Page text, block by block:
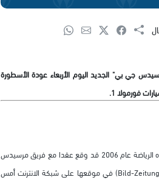
جي بي" الجديد اليوم الأربعاء عودة الأسطورة
فورمولا 1.
أفادت تقارير صحفية أن ميشائيل شوماخر، بطل العالم السابق في سباقات الفورمولا - 1، والذي كان قد اعتزل هذه الرياضة عام 2006 قد وقع عقدا مع فريق مرسيدس
جي بي (براون سابقا) للعودة مرة أخرى إلى حلبات السباق خلال العام المقبل. وجاء في صحيفة "بيلد" الألمانية (Bild-Zeitung) في موقعها على شبكة الانترنت أمس